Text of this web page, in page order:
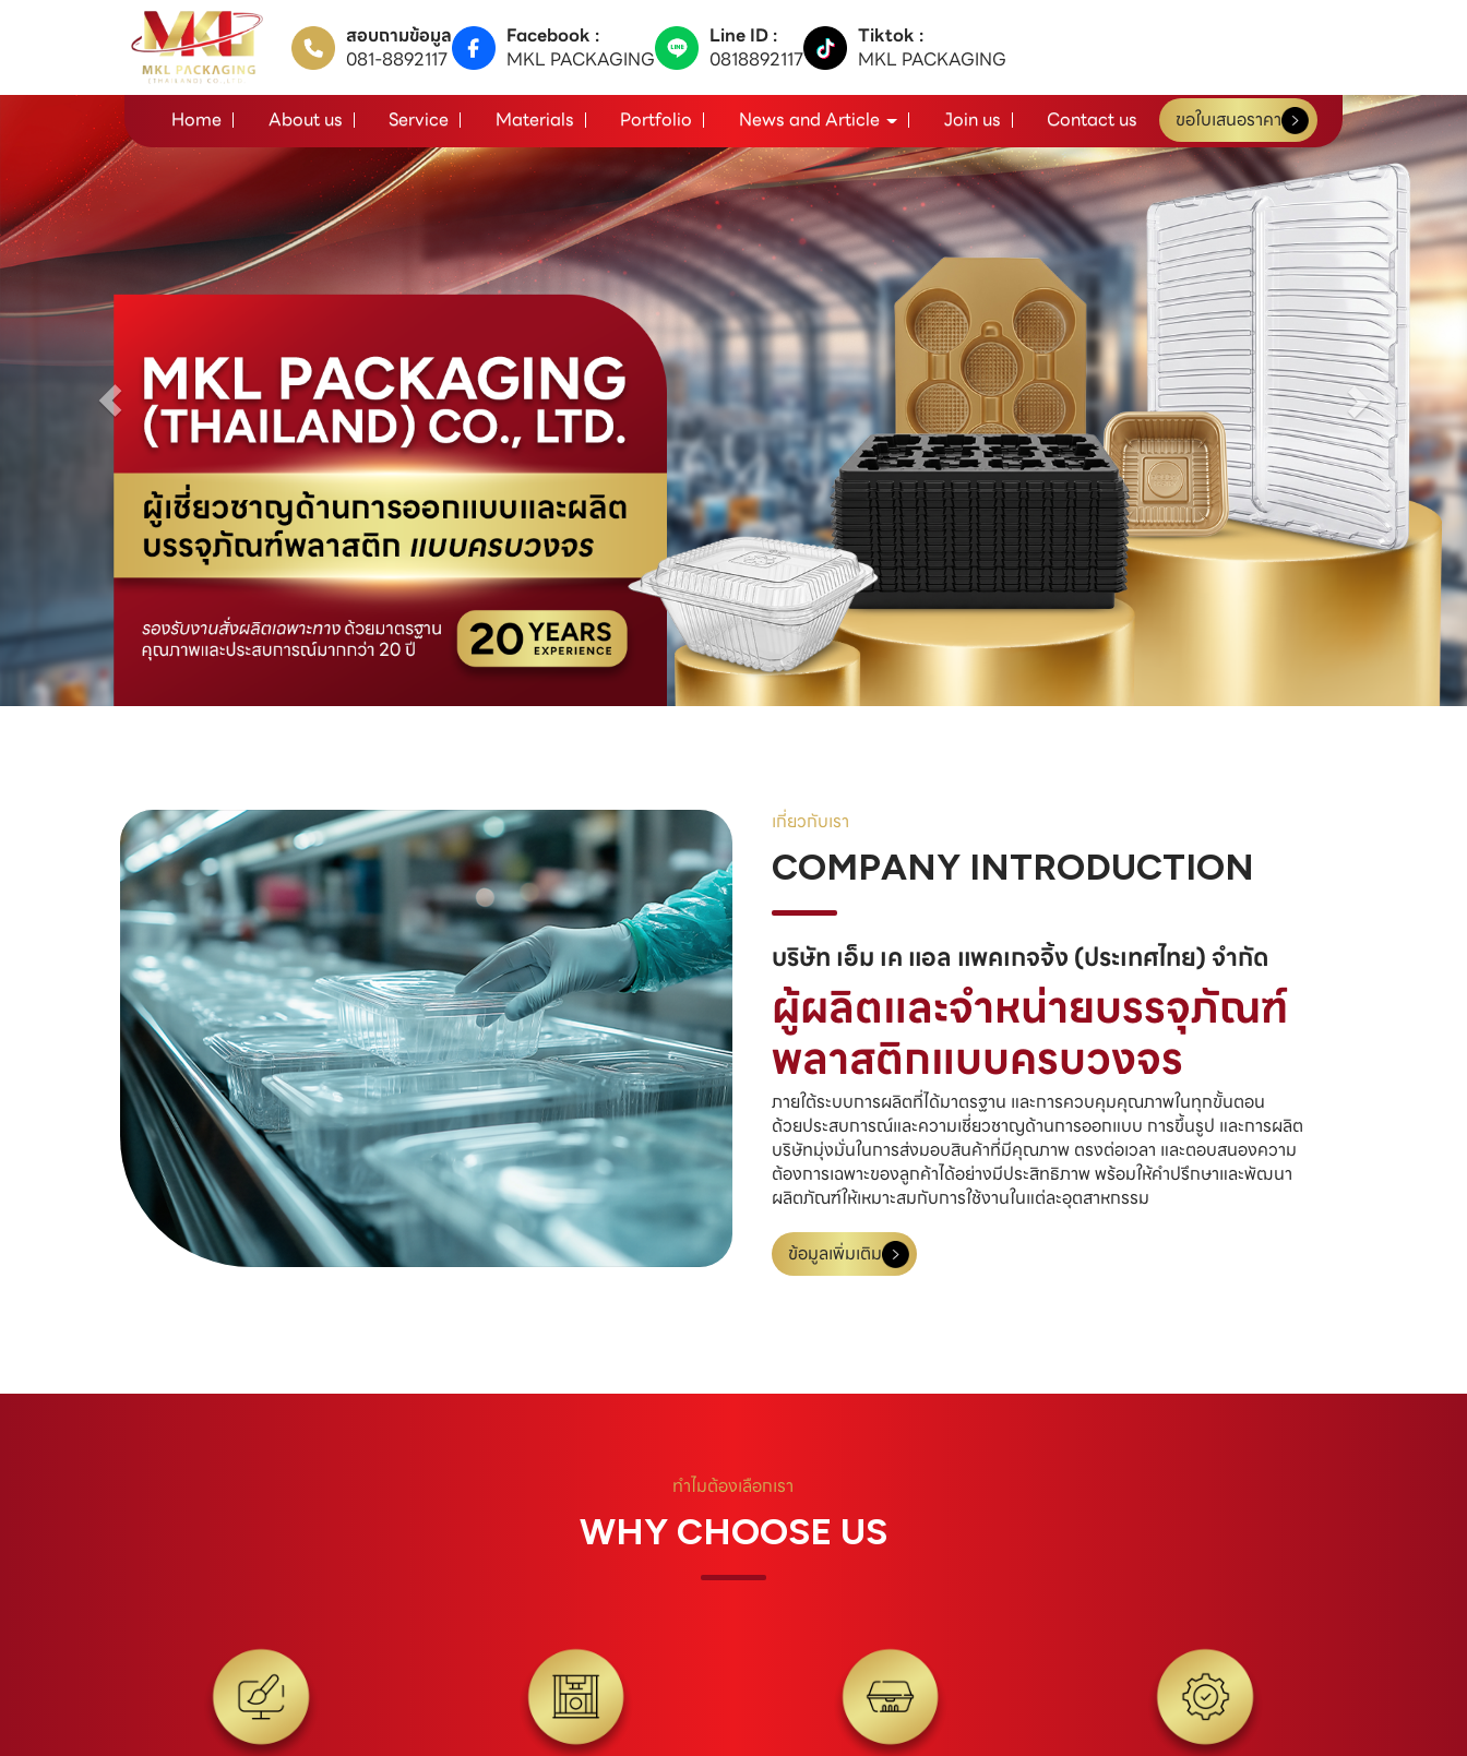
สอบถามข้อมูล
081-8892117
Facebook :
MKL PACKAGING
Line ID :
0818892117
Tiktok :
MKL PACKAGING
Home About us Service Materials Portfolio News and Article Join us Contact us ขอใบเสนอราคา
เกี่ยวกับเรา
COMPANY INTRODUCTION
บริษัท เอ็ม เค แอล แพคเกจจิ้ง (ประเทศไทย) จำกัด
ผู้ผลิตและจำหน่ายบรรจุภัณฑ์
พลาสติกแบบครบวงจร
ภายใต้ระบบการผลิตที่ได้มาตรฐาน และการควบคุมคุณภาพในทุกขั้นตอน
ด้วยประสบการณ์และความเชี่ยวชาญด้านการออกแบบ การขึ้นรูป และการผลิต
บริษัทมุ่งมั่นในการส่งมอบสินค้าที่มีคุณภาพ ตรงต่อเวลา และตอบสนองความ
ต้องการเฉพาะของลูกค้าได้อย่างมีประสิทธิภาพ พร้อมให้คำปรึกษาและพัฒนา
ผลิตภัณฑ์ให้เหมาะสมกับการใช้งานในแต่ละอุตสาหกรรม
ข้อมูลเพิ่มเติม
ทำไมต้องเลือกเรา
WHY CHOOSE US